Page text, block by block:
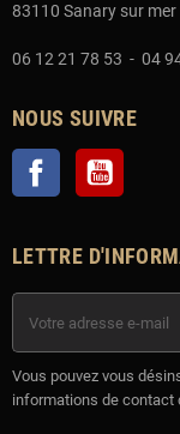
83110 Sanary sur
06 12 21 78 53 - 04
NOUS SUIVRE
Facebook
LETTRE
Vous pouvez vous
informations de contact